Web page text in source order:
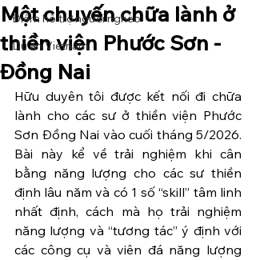
Điểm hỗ trợ người nghèo
Du an Vietnam
Một chuyến chữa lành ở
thiền viện Phước Sơn -
Đồng Nai
Hữu duyên tôi được kết nối đi chữa
lành cho các sư ở thiền viện Phước
Sơn Đồng Nai vào cuối tháng 5/2026.
Bài này kể về trải nghiệm khi cân
bằng năng lượng cho các sư thiền
định lâu năm và có 1 số “skill” tâm linh
nhất định, cách mà họ trải nghiệm
năng lượng và “tương tác” ý định với
các công cụ và viên đá năng lượng